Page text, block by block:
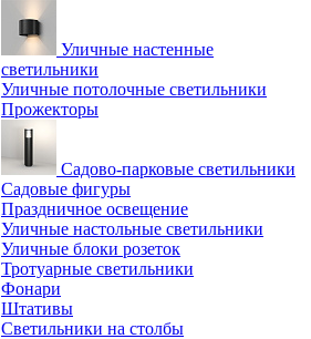
Уличные настенные
светильники
Уличные потолочные светильники
Прожекторы
Садово-парковые светильники
Садовые фигуры
Праздничное освещение
Уличные настольные светильники
Уличные блоки розеток
Тротуарные светильники
Фонари
Штативы
Светильники на столбы